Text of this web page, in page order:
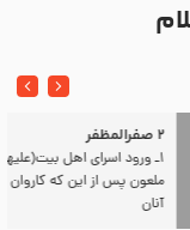
السلام) به مجلس یزید
اسیران وارد شام شدند،